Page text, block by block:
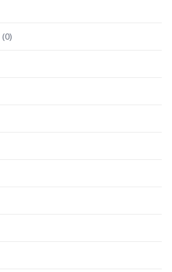
(0)